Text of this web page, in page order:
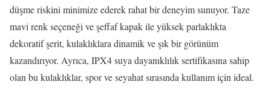
düşme riskini minimize ederek rahat bir deneyim sunuyor. Taze
mavi renk seçeneği ve şeffaf kapak ile yüksek parlaklıkta
dekoratif şerit, kulaklıklara dinamik ve şık bir görünüm
kazandırıyor. Ayrıca, IPX4 suya dayanıklılık sertifikasına sahip
olan bu kulaklıklar, spor ve seyahat sırasında kullanım için ideal.